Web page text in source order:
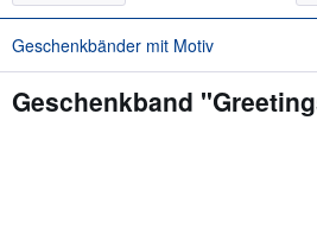
Geschenkbänder mit Motiv
Geschenkband